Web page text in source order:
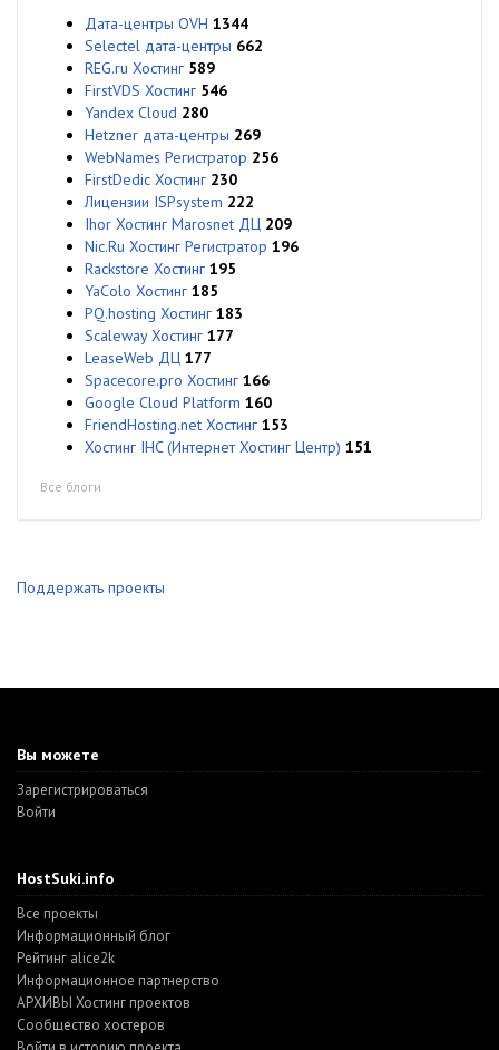
Дата-центры OVH 1344
Selectel дата-центры 662
REG.ru Хостинг 589
FirstVDS Хостинг 546
Yandex Cloud 280
Hetzner дата-центры 269
WebNames Регистратор 256
FirstDedic Хостинг 230
Лицензии ISPsystem 222
Ihor Хостинг Marosnet ДЦ 209
Nic.Ru Хостинг Регистратор 196
Rackstore Хостинг 195
YaColo Хостинг 185
PQ.hosting Хостинг 183
Scaleway Хостинг 177
LeaseWeb ДЦ 177
Spacecore.pro Хостинг 166
Google Cloud Platform 160
FriendHosting.net Хостинг 153
Хостинг IHC (Интернет Хостинг Центр) 151
Все блоги
Поддержать проекты
Вы можете
Зарегистрироваться
Войти
HostSuki.info
Все проекты
Информационный блог
Рейтинг alice2k
Информационное партнерство
АРХИВЫ Хостинг проектов
Cообщество хостеров